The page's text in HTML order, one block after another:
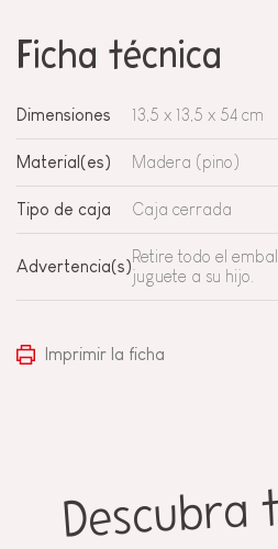
Ficha técnica
Dimensiones 13,5 x 13,5 x 54 cm
Material(es) Madera (pino)
Tipo de caja Caja cerrada
Advertencia(s)
Retire todo el
juguete a su hijo.
Imprimir la ficha
Descubra